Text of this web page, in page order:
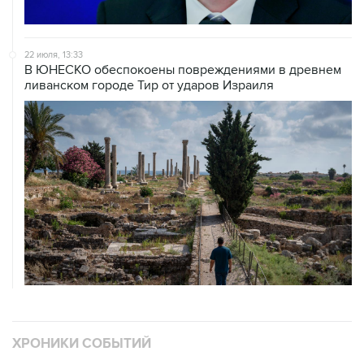
22 июля, 13:33
В ЮНЕСКО обеспокоены повреждениями в древнем
ливанском городе Тир от ударов Израиля
ХРОНИКИ СОБЫТИЙ